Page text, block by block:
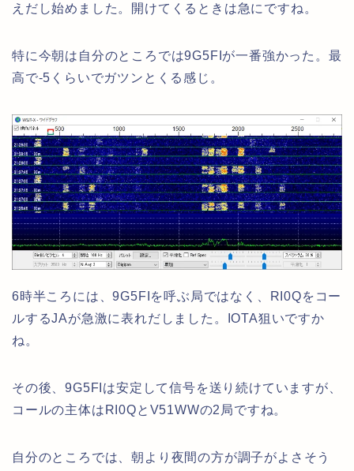
えだし始めました。開けてくるときは急にですね。
特に今朝は自分のところでは9G5FIが一番強かった。最
高で-5くらいでガツンとくる感じ。
6時半ころには、9G5FIを呼ぶ局ではなく、RI0Qをコー
ルするJAが急激に表れだしました。IOTA狙いですか
ね。
その後、9G5FIは安定して信号を送り続けていますが、
コールの主体はRI0QとV51WWの2局ですね。
自分のところでは、朝より夜間の方が調子がよさそう